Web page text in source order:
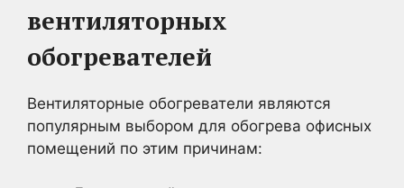
вентиляторных
обогревателей
Вентиляторные обогреватели являются
популярным выбором для обогрева офисных
помещений по этим причинам: